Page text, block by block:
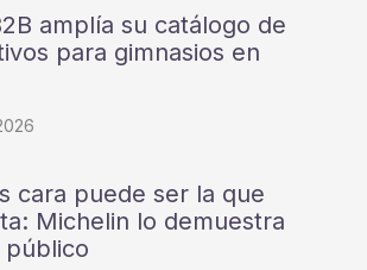
amplía su catálogo de
para gimnasios en
cara puede ser la que
Michelin lo demuestra
público